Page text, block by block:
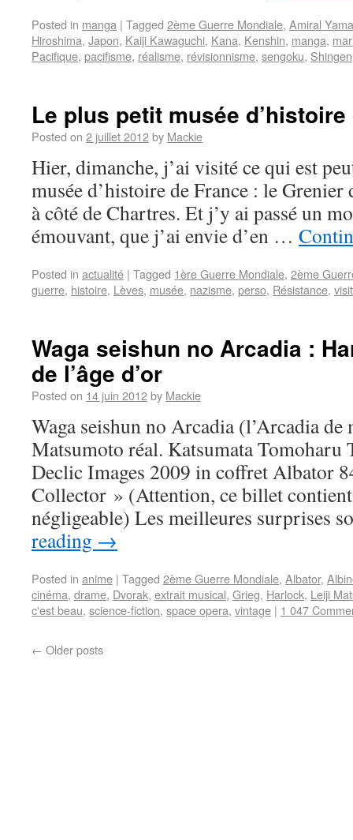
Posted in manga | Tagged 2ème Guerre Mondiale, Amiral
Hiroshima, Japon, Kaiji Kawaguchi, Kana, Kenshin, manga,
Pacifique, pacifisme, réalisme, révisionnisme, sengoku, Shingen
Le plus petit musée
Posted on 2 juillet 2012by Mackie
Hier, dimanche, j’ai visité ce qui est
musée d’histoire de France : le Grenier
à côté de Chartres. Et j’y ai passé un
émouvant, que j’ai envie d’en …
Posted in actualité | Tagged 1ère Guerre Mondiale, 2ème
guerre, histoire, Lèves, musée, nazisme, perso, Résistance,
Waga seishun no Arcadia :
de l’âge d’or
Posted on 14 juin 2012by Mackie
Waga seishun no Arcadia (l’Arcadia de
Matsumoto réal. Katsumata
Declic Images 2009 in coffret Albator
Collector » (Attention, ce billet
négligeable) Les meilleures surprises
reading →
Posted in anime | Tagged 2ème Guerre Mondiale, Albator,
cinéma, drame, Dvorak, extrait musical, Grieg, Harlock, Leiji
c'est beau, science-fiction, space opera, vintage | 1 047
← Older posts